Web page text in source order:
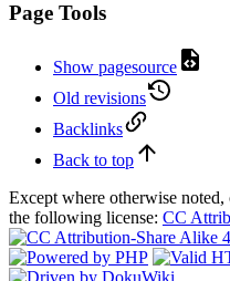
Page Tools
Show pagesource
Old revisions
Backlinks
Back to top
Except where otherwise
the following license: CC